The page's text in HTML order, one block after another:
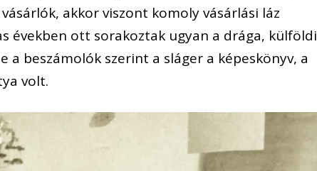
akkor viszont komoly vásárlási láz
években ott sorakoztak ugyan a drága, külföldi
a beszámolók szerint a sláger a képeskönyv, a
volt.